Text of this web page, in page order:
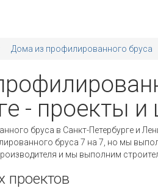
Дома из профилированного бруса
- проекты
бруса в Санкт-Петербурге и
бруса 7 на 7, но мы
и мы выполним
проектов